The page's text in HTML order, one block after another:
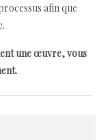
afin que
une œuvre, vous